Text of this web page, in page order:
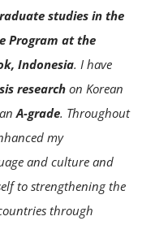
studies in the
Program at the
Indonesia. I have
research on Korean
A-grade. Throughout
my
and culture and
to strengthening the
through